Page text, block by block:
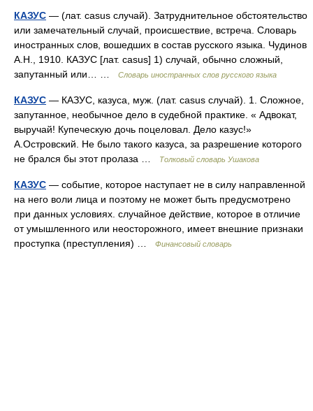
КАЗУС — (лат. casus случай). Затруднительное обстоятельство
или замечательный случай, происшествие, встреча. Словарь
иностранных слов, вошедших в состав русского языка. Чудинов
А.Н., 1910. КАЗУС [лат. casus] 1) случай, обычно сложный,
запутанный или… …
Словарь иностранных слов русского языка
КАЗУС — КАЗУС, казуса, муж. (лат. casus случай). 1. Сложное,
запутанное, необычное дело в судебной практике. « Адвокат,
выручай! Купеческую дочь поцеловал. Дело казус!»
А.Островский. Не было такого казуса, за разрешение которого
не брался бы этот пролаза …
Толковый словарь Ушакова
КАЗУС — событие, которое наступает не в силу направленной
на него воли лица и поэтому не может быть предусмотрено
при данных условиях. случайное действие, которое в отличие
от умышленного или неосторожного, имеет внешние признаки
проступка (преступления) …
Финансовый словарь